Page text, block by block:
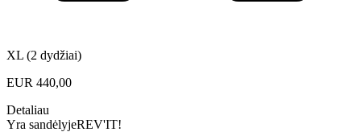
XL (2 dydžiai)
EUR 440,00
Detaliau
Yra sandėlyjeREV'IT!